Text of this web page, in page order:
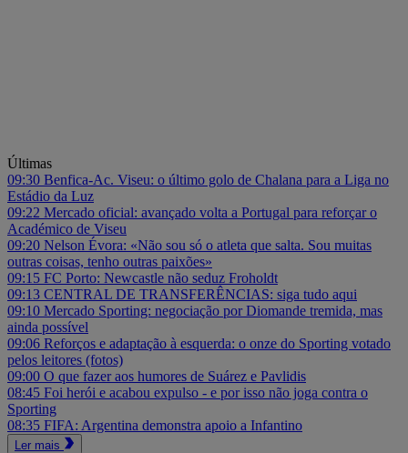
Últimas
09:30 Benfica-Ac. Viseu: o último golo de Chalana para a Liga no
Estádio da Luz
09:22 Mercado oficial: avançado volta a Portugal para reforçar o
Académico de Viseu
09:20 Nelson Évora: «Não sou só o atleta que salta. Sou muitas
outras coisas, tenho outras paixões»
09:15 FC Porto: Newcastle não seduz Froholdt
09:13 CENTRAL DE TRANSFERÊNCIAS: siga tudo aqui
09:10 Mercado Sporting: negociação por Diomande tremida, mas
ainda possível
09:06 Reforços e adaptação à esquerda: o onze do Sporting votado
pelos leitores (fotos)
09:00 O que fazer aos humores de Suárez e Pavlidis
08:45 Foi herói e acabou expulso - e por isso não joga contra o
Sporting
08:35 FIFA: Argentina demonstra apoio a Infantino
Ler mais